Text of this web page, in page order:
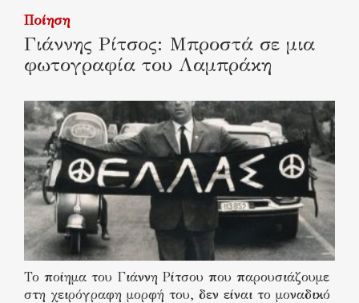
Ποίηση
Γιάννης Ρίτσος: Μπροστά σε μια
φωτογραφία του Λαμπράκη
Το ποίημα του Γιάννη Ρίτσου που παρουσιάζουμε
στη χειρόγραφη μορφή του, δεν είναι το μοναδικό